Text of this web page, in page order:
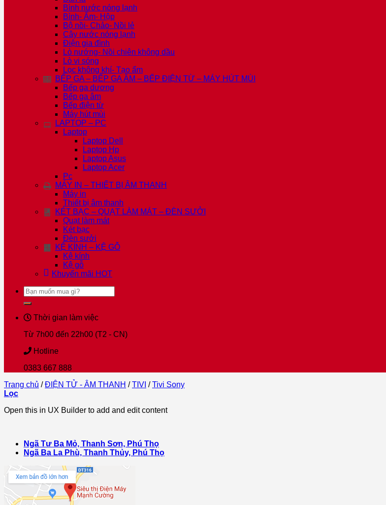
Bình nước nóng lạnh
Bình- Ấm- Hộp
Bộ nồi- Chảo- Nồi lẻ
Cây nước nóng lạnh
Điện gia đình
Lò nướng- Nồi chiên không dầu
Lò vi sóng
Lọc không khí- Tạo ẩm
BẾP GA – BẾP GA ÂM – BẾP ĐIỆN TỪ – MÁY HÚT MÙI
Bếp ga dương
Bếp ga âm
Bếp điện từ
Máy hút mùi
LAPTOP – PC
Laptop
Laptop Dell
Laptop Hp
Laptop Asus
Laptop Acer
Pc
MÁY IN – THIẾT BỊ ÂM THANH
Máy in
Thiết bị âm thanh
KÉT BẠC – QUẠT LÀM MÁT – ĐÈN SƯỞI
Quạt làm mát
Két bạc
Đèn sưởi
KỆ KÍNH – KỆ GỖ
Kệ kính
Kệ gỗ
Khuyến mãi HOT
Tìm
kiếm:
Thời gian làm việc
Từ 7h00 đến 22h00 (T2 - CN)
Hotline
0383 667 888
Trang chủ / ĐIỆN TỬ - ÂM THANH / TIVI / Tivi Sony
Lọc
Open this in UX Builder to add and edit content
Ngã Tư Ba Mỏ, Thanh Sơn, Phú Thọ
Ngã Ba La Phù, Thanh Thủy, Phú Thọ